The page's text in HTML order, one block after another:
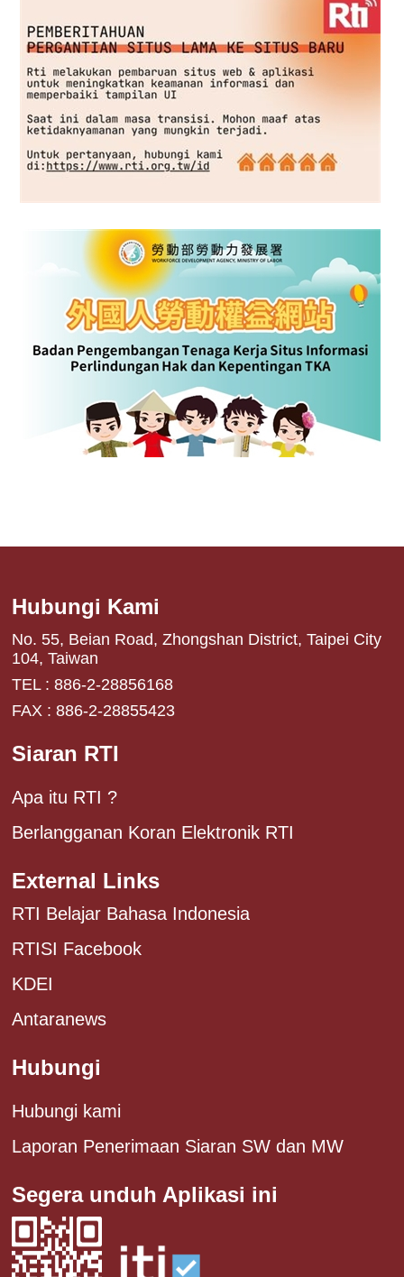
Hubungi Kami
No. 55, Beian Road, Zhongshan District, Taipei City
104, Taiwan
TEL : 886-2-28856168
FAX : 886-2-28855423
Siaran RTI
Apa itu RTI ?
Berlangganan Koran Elektronik RTI
External Links
RTI Belajar Bahasa Indonesia
RTISI Facebook
KDEI
Antaranews
Hubungi
Hubungi kami
Laporan Penerimaan Siaran SW dan MW
Segera unduh Aplikasi ini